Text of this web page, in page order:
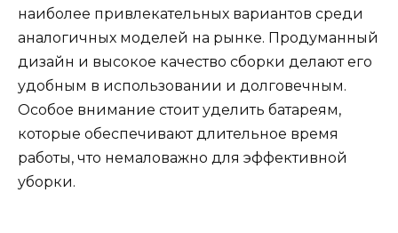
наиболее привлекательных вариантов среди
аналогичных моделей на рынке. Продуманный
дизайн и высокое качество сборки делают его
удобным в использовании и долговечным.
Особое внимание стоит уделить батареям,
которые обеспечивают длительное время
работы, что немаловажно для эффективной
уборки.